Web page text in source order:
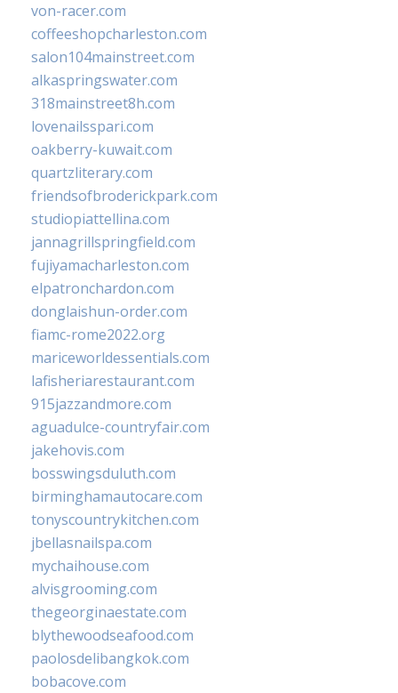
von-racer.com
coffeeshopcharleston.com
salon104mainstreet.com
alkaspringswater.com
318mainstreet8h.com
lovenailsspari.com
oakberry-kuwait.com
quartzliterary.com
friendsofbroderickpark.com
studiopiattellina.com
jannagrillspringfield.com
fujiyamacharleston.com
elpatronchardon.com
donglaishun-order.com
fiamc-rome2022.org
mariceworldessentials.com
lafisheriarestaurant.com
915jazzandmore.com
aguadulce-countryfair.com
jakehovis.com
bosswingsduluth.com
birminghamautocare.com
tonyscountrykitchen.com
jbellasnailspa.com
mychaihouse.com
alvisgrooming.com
thegeorginaestate.com
blythewoodseafood.com
paolosdelibangkok.com
bobacove.com